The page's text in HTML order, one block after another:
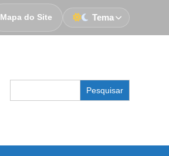
Mapa do Site Tema
for: